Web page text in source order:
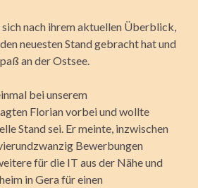
nach ihrem aktuellen Überblick,
neuesten Stand gebracht hat und
an der Ostsee.
bei unserem
Florian vorbei und wollte
Stand sei. Er meinte, inzwischen
Bewerbungen
für die IT aus der Nähe und
in Gera für einen